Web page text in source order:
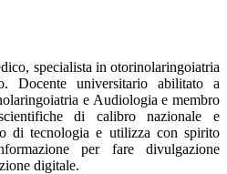
specialista in otorinolaringoiatria
universitario abilitato a
e Audiologia e membro
di calibro nazionale e
di tecnologia e utilizza con spirito
per fare divulgazione
digitale.